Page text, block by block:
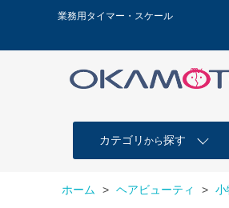
業務用タイマー・スケール
カテゴリ から探す
ホーム > ヘアビューティ > 小